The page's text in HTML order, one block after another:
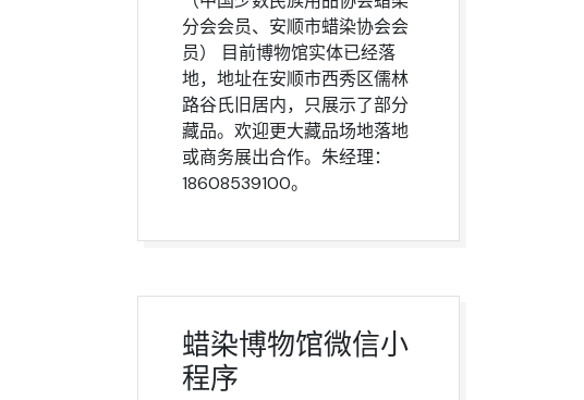
分会会员、安顺市蜡染协会会
员） 目前博物馆实体已经落
地，地址在安顺市西秀区儒林
路谷氏旧居内，只展示了部分
藏品。欢迎更大藏品场地落地
或商务展出合作。朱经理：
18608539100。
蜡染博物馆微信小
程序